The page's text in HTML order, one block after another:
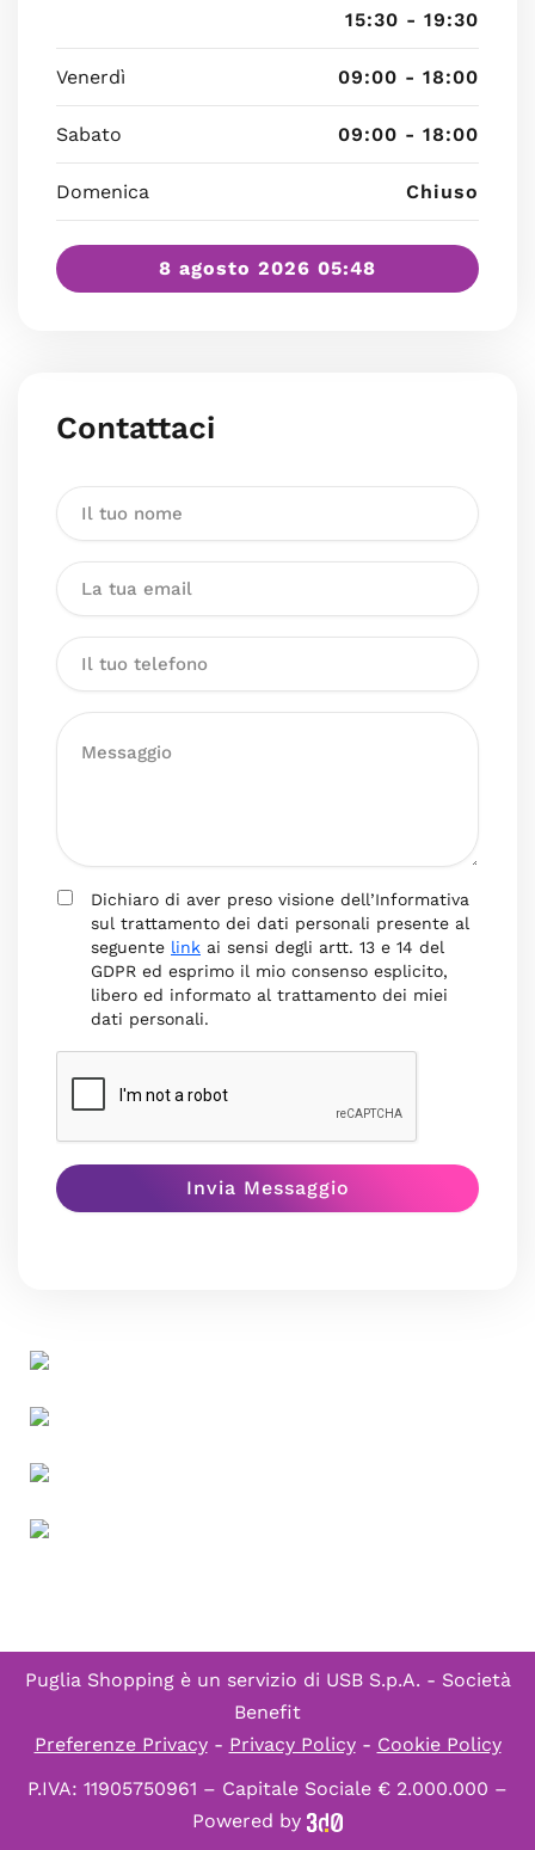
15:30 - 19:30
Venerdì 09:00 - 18:00
Sabato 09:00 - 18:00
Domenica Chiuso
8 agosto 2026 05:48
Contattaci
Dichiaro di aver preso visione dell’Informativa
sul trattamento dei dati personali presente al
seguente link ai sensi degli artt. 13 e 14 del
GDPR ed esprimo il mio consenso esplicito,
libero ed informato al trattamento dei miei
dati personali.
Puglia Shopping è un servizio di USB S.p.A. - Società
Benefit
Preferenze Privacy- Privacy Policy- Cookie Policy
P.IVA: 11905750961 – Capitale Sociale € 2.000.000 –
Powered by